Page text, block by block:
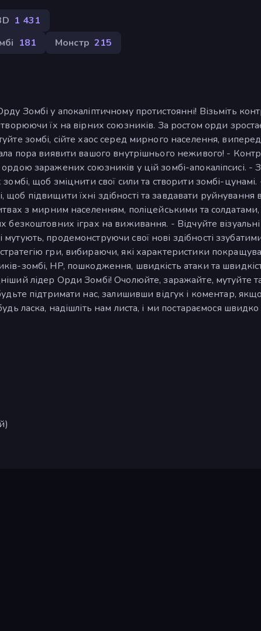
1 431
181 Монстр 215
Зомбі у апокаліптичному протистоянні! Візьміть
їх на вірних союзників. За ростом орди
зомбі, сійте хаос серед мирного населення,
пора виявити вашого внутрішнього неживого! -
заражених союзників у цій зомбі-апокаліпсисі. -
щоб зміцнити свої сили та створити зомбі-цунамі.
підвищити їхні здібності та завдавати руйнування
з мирним населенням, поліцейськими та
іграх на виживання. - Відчуйте візуальні
продемонструючи свої нові здібності
гри, вибираючи, які характеристики
зомбі, HP, пошкодження, швидкість атаки та
лідер Орди Зомбі! Очолюйте, заражайте, мутуйте
підтримати нас, залишивши відгук і коментар,
ласка, надішліть нам листа, і ми постараємося швидко